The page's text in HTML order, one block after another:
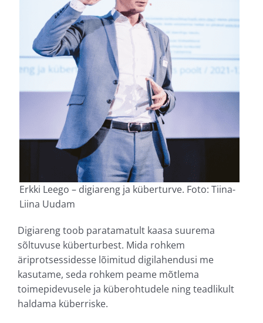
Erkki Leego – digiareng ja küberturve. Foto: Tiina-
Liina Uudam
Digiareng toob paratamatult kaasa suurema
sõltuvuse küberturbest. Mida rohkem
äriprotsessidesse lõimitud digilahendusi me
kasutame, seda rohkem peame mõtlema
toimepidevusele ja küberohtudele ning teadlikult
haldama küberriske.